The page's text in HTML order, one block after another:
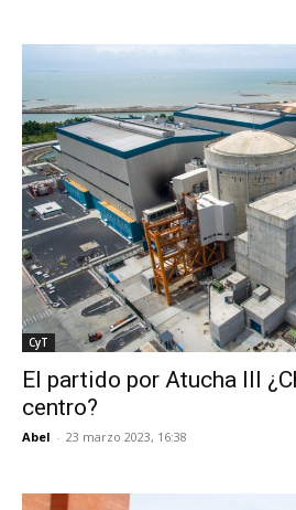
CyT
El partido por Atucha III
centro?
Abel - 23 marzo 2023, 16:38